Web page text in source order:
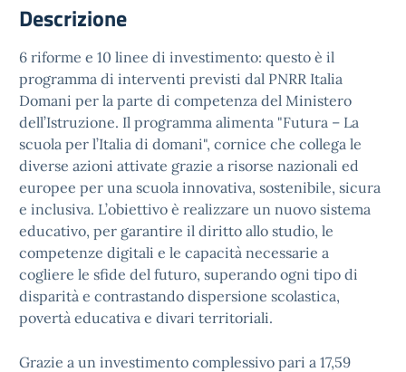
Descrizione
6 riforme e 10 linee di investimento: questo è il
programma di interventi previsti dal PNRR Italia
Domani per la parte di competenza del Ministero
dell’Istruzione. Il programma alimenta "Futura – La
scuola per l’Italia di domani", cornice che collega le
diverse azioni attivate grazie a risorse nazionali ed
europee per una scuola innovativa, sostenibile, sicura
e inclusiva. L’obiettivo è realizzare un nuovo sistema
educativo, per garantire il diritto allo studio, le
competenze digitali e le capacità necessarie a
cogliere le sfide del futuro, superando ogni tipo di
disparità e contrastando dispersione scolastica,
povertà educativa e divari territoriali.
Grazie a un investimento complessivo pari a 17,59